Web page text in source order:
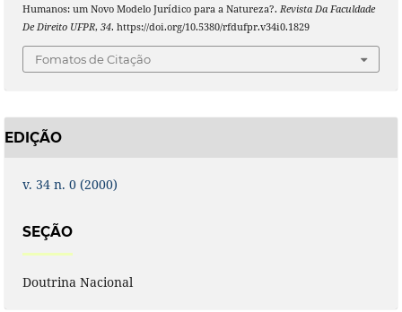
Humanos: um Novo Modelo Jurídico para a Natureza?. Revista Da Faculdade
De Direito UFPR, 34. https://doi.org/10.5380/rfdufpr.v34i0.1829
Fomatos de Citação
EDIÇÃO
v. 34 n. 0 (2000)
SEÇÃO
Doutrina Nacional